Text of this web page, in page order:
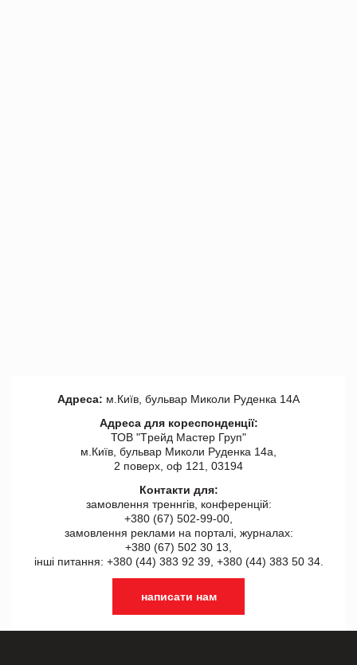
Адреса: м.Київ, бульвар Миколи Руденка 14А
Адреса для кореспонденції:
ТОВ "Tрейд Мастер Груп"
м.Київ, бульвар Миколи Руденка 14а,
2 поверх, оф 121, 03194
Контакти для:
замовлення треннгів, конференцій:
+380 (67) 502-99-00,
замовлення реклами на порталі, журналах:
+380 (67) 502 30 13,
інші питання: +380 (44) 383 92 39, +380 (44) 383 50 34.
написати нам